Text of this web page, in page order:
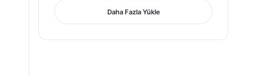
Daha Fazla Yükle